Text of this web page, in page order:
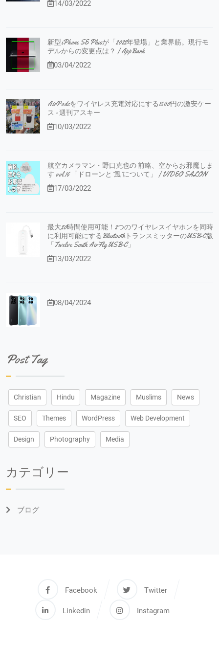
14/03/2022
新型iPhone SE Plusが「2022年登場」と業界筋。現行モ
デルからの変更点は？ | AppBank
03/04/2022
AirPodsをワイヤレス充電対応にする1500円の激安ケー
ス - 週刊アスキー
10/03/2022
航空カメラマン・野口克也の 前略、空からお邪魔しま
す vol.16 「ドローンと”風”について」 | VIDEO SALON
17/03/2022
最大20時間使用可能！2つのワイヤレスイヤホンを同時
に利用可能にするBluetoothトランスミッターのUSB-C版
「Twelve South AirFly USB-C」
13/03/2022
08/04/2024
Post Tag
Christian Hindu Magazine Muslims News
SEO Themes WordPress Web Development
Design Photography Media
カテゴリー
ブログ
Facebook Twitter
Linkedin Instagram